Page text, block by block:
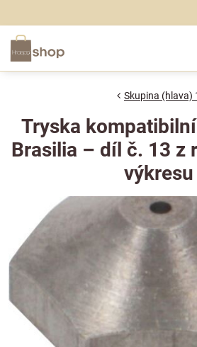
Skupina (hlava)
Tryska
Brasilia – díl č. 13 z
výkresu